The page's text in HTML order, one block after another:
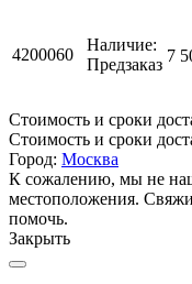
4200060
Наличие:
Предзаказ 7
Стоимость и сроки
Стоимость и сроки
Город: Москва
К сожалению, мы не
местоположения.
помочь.
Закрыть